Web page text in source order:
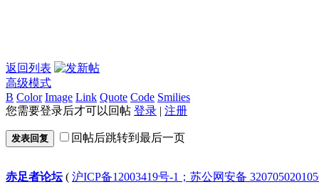
返回列表
高级模式
B Color Image Link Quote Code Smilies
您需要登录后才可以回帖 登录 | 注册
发表回复 回帖后跳转到最后一页
赤足者论坛( 沪ICP备12003419号-1；苏公网安备